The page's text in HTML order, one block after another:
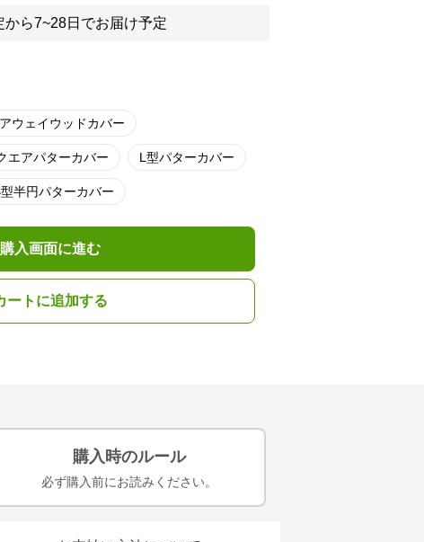
から7~28日でお届け予定
ウェイウッドカバー
エアパターカバー L型パターカバー
半円パターカバー
購入画面に進む
ートに追加する
購入時のルール
必ず購入前にお読みください。